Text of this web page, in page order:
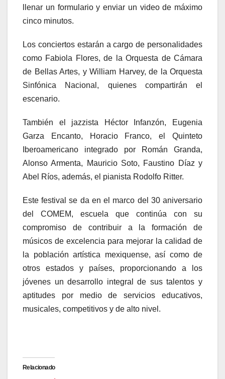
llenar un formulario y enviar un video de máximo
cinco minutos.
Los conciertos estarán a cargo de personalidades
como Fabiola Flores, de la Orquesta de Cámara
de Bellas Artes, y William Harvey, de la Orquesta
Sinfónica Nacional, quienes compartirán el
escenario.
También el jazzista Héctor Infanzón, Eugenia
Garza Encanto, Horacio Franco, el Quinteto
Iberoamericano integrado por Román Granda,
Alonso Armenta, Mauricio Soto, Faustino Díaz y
Abel Ríos, además, el pianista Rodolfo Ritter.
Este festival se da en el marco del 30 aniversario
del COMEM, escuela que continúa con su
compromiso de contribuir a la formación de
músicos de excelencia para mejorar la calidad de
la población artística mexiquense, así como de
otros estados y países, proporcionando a los
jóvenes un desarrollo integral de sus talentos y
aptitudes por medio de servicios educativos,
musicales, competitivos y de alto nivel.
Relacionado